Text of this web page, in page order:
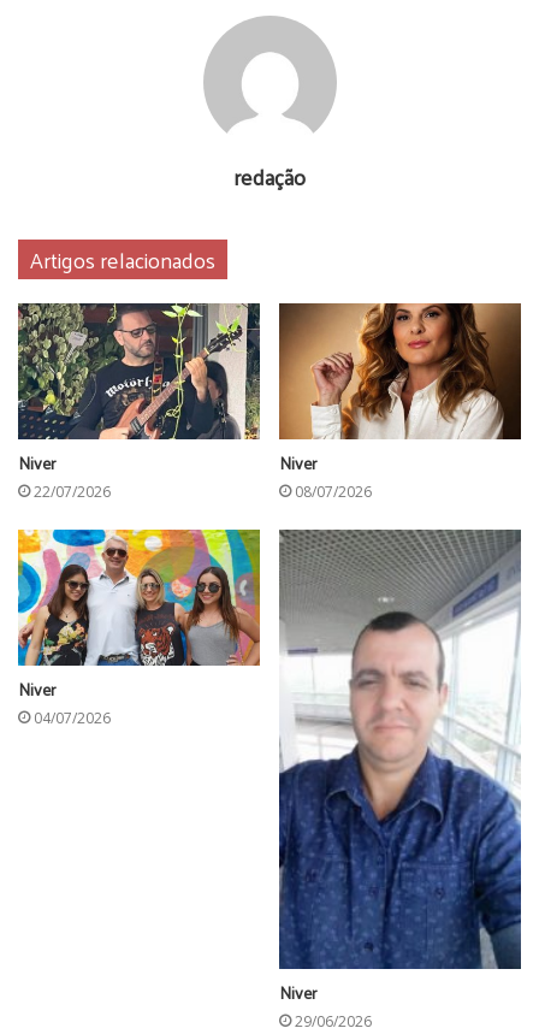
SOARES MANZZANE
redação
Artigos relacionados
Niver
22/07/2026
Niver
08/07/2026
Niver
04/07/2026
Niver
29/06/2026